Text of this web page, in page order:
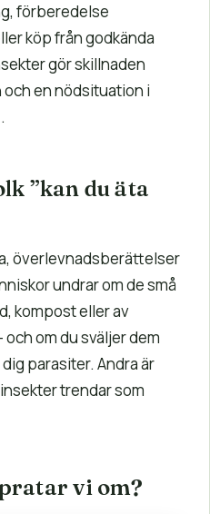
förberedelse
köp från godkända
gör skillnaden
en nödsituation i
”kan du äta
överlevnadsberättelser
undrar om de små
kompost eller av
om du sväljer dem
parasiter. Andra är
trendar som
vi om?